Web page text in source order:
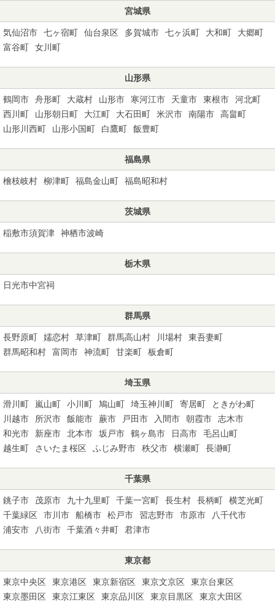
宮城県
気仙沼市 七ヶ宿町 仙台泉区 多賀城市 七ヶ浜町 大和町
大郷町
富谷町
女川町
山形県
鶴岡市 舟形町 大蔵村 山形市 寒河江市 天童市 東根市
河北町
西川町
山形朝日町 大江町 大石田町 米沢市 南陽市
高畠町
山形川西町
山形小国町 白鷹町 飯豊町
福島県
檜枝岐村 柳津町 福島金山町 福島昭和村
茨城県
稲敷市須賀津 神栖市波崎
栃木県
日光市中宮祠
群馬県
長野原町 嬬恋村 草津町 群馬高山村 川場村
東吾妻町
群馬昭和村
富岡市 神流町 甘楽町 板倉町
埼玉県
滑川町 嵐山町 小川町 鳩山町 埼玉神川町 寄居町
ときがわ町
川越市
所沢市 飯能市 蕨市 戸田市 入間市 朝霞市
志木市
和光市
新座市 北本市 坂戸市 鶴ヶ島市 日高市
毛呂山町
越生町
さいたま桜区 ふじみ野市 秩父市 横瀬町 長瀞町
千葉県
銚子市 茂原市 九十九里町 千葉一宮町 長生村 長柄町
横芝光町
千葉緑区
市川市 船橋市 松戸市 習志野市 市原市
八千代市
浦安市
八街市 千葉酒々井町 君津市
東京都
東京中央区 東京港区 東京新宿区 東京文京区
東京台東区
東京墨田区
東京江東区 東京品川区 東京目黒区
東京大田区